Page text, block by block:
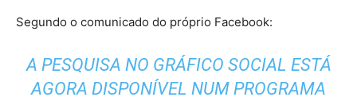
Segundo o comunicado do próprio Facebook:
A PESQUISA NO GRÁFICO SOCIAL ESTÁ
AGORA DISPONÍVEL NUM PROGRAMA